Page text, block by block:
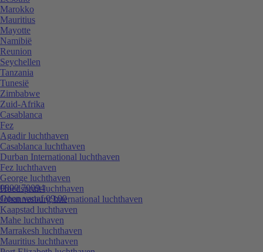
0800 70094
Open vanaf 09:00
Marokko
Mauritius
Mayotte
Namibië
Reunion
Seychellen
Tanzania
Tunesië
Zimbabwe
Zuid-Afrika
Casablanca
Fez
Agadir luchthaven
Casablanca luchthaven
Durban International luchthaven
Fez luchthaven
George luchthaven
Hoedspruit luchthaven
Johannesburg International luchthaven
Kaapstad luchthaven
Mahe luchthaven
Marrakesh luchthaven
Mauritius luchthaven